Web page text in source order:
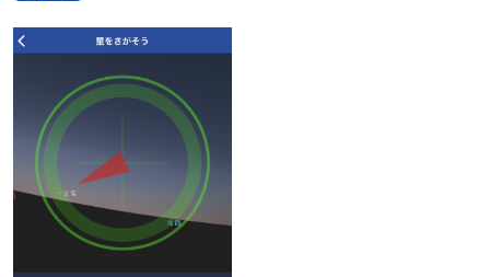
離れて並
ぶ
～6月上旬
ふたご座
の1等星
ポルック
（›› 解説
最接近5月29日ごろ
6月 4日
東方最大
離角
（›› 解説）
離角45.4°
かに座の